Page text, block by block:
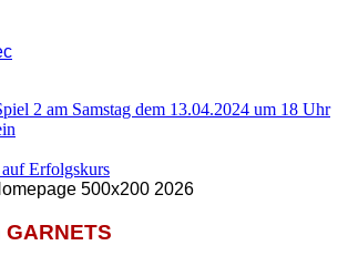
2 am Samstag dem 13.04.2024 um 18 Uhr
Erfolgskurs
GARNETS